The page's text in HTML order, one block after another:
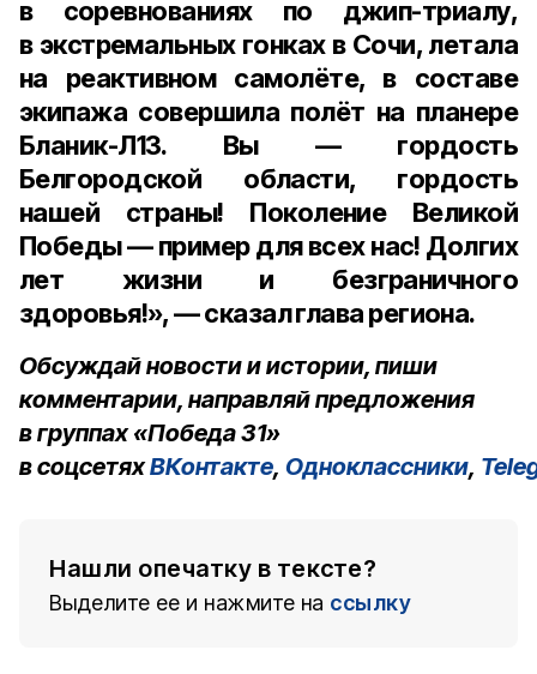
в соревнованиях по джип-триалу,
в экстремальных гонках в Сочи, летала
на реактивном самолёте, в составе
экипажа совершила полёт на планере
Бланик-Л13. Вы — гордость
Белгородской области, гордость
нашей страны! Поколение Великой
Победы — пример для всех нас! Долгих
лет жизни и безграничного
здоровья!», — сказал глава региона.
Обсуждай новости и истории, пиши
комментарии, направляй предложения
в группах «Победа 31»
в соцсетяхВКонтакте, Одноклассники,
Нашли опечатку в тексте?
Выделите ее и нажмите на ссылку